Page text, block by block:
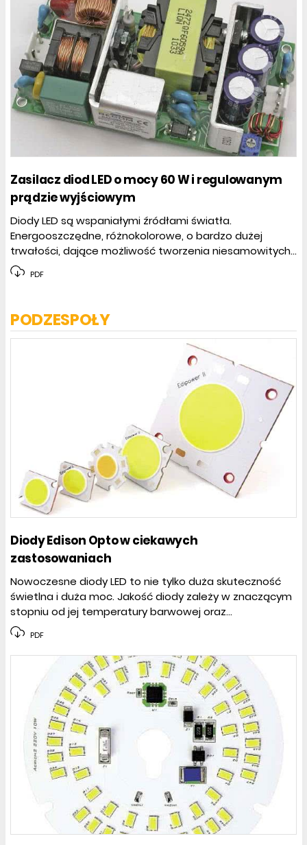
Zasilacz diod LED o mocy 60 W i regulowanym
prądzie wyjściowym
Diody LED są wspaniałymi źródłami światła.
Energooszczędne, różnokolorowe, o bardzo dużej
trwałości, dające możliwość tworzenia niesamowitych...
PDF
PODZESPOŁY
Diody Edison Opto w ciekawych
zastosowaniach
Nowoczesne diody LED to nie tylko duża skuteczność
świetlna i duża moc. Jakość diody zależy w znaczącym
stopniu od jej temperatury barwowej oraz...
PDF